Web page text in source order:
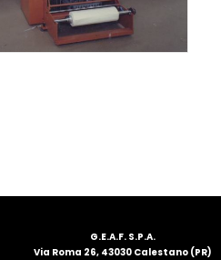
G.E.A.F. S.P.A.
Via Roma 26, 43030 Calestano (PR)